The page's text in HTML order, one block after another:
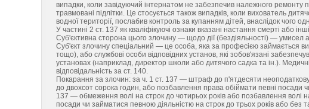
випадки, коли завідуючий інтернатом не забезпечив належного
травмовані підлітки. Це стосується також випадків, коли вихователь
водної території, послабив контроль за купанням дітей, внаслідок чого
У частині 2 ст. 137 як кваліфікуючі ознаки вказані настання смерті або
Суб'єктивна сторона цього злочину — щодо дії (бездіяльності) — умисел
Суб'єкт злочину спеціальний — це особа, яка за професією займається
тощо), або службові особи відповідних установ, які зобов'язані
установах (наприклад, директор школи або дитячого садка та ін.).
відповідальність за ст. 140.
Покарання за злочин: за ч. 1 ст. 137 — штраф до п'ятдесяти
до двохсот сорока годин, або позбавлення права обіймати певні посади
137 — обмеження волі на строк до чотирьох років або позбавлення волі
посади чи займатися певною діяльністю на строк до трьох років або без